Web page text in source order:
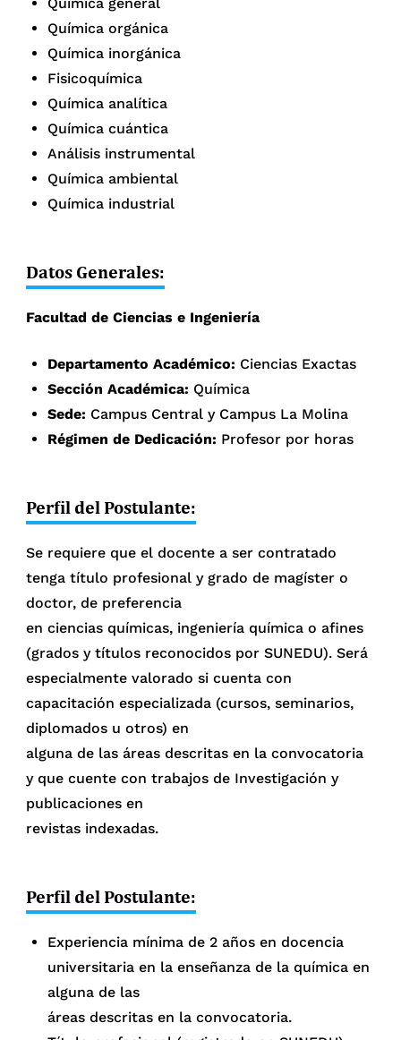
Química orgánica
Química inorgánica
Fisicoquímica
Química analítica
Química cuántica
Análisis instrumental
Química ambiental
Química industrial
Datos Generales:
Facultad de Ciencias e Ingeniería
Departamento Académico: Ciencias Exactas
Sección Académica: Química
Sede: Campus Central y Campus La Molina
Régimen de Dedicación: Profesor por horas
Perfil del Postulante:
Se requiere que el docente a ser contratado
tenga título profesional y grado de magíster o
doctor, de preferencia
en ciencias químicas, ingeniería química o afines
(grados y títulos reconocidos por SUNEDU). Será
especialmente valorado si cuenta con
capacitación especializada (cursos, seminarios,
diplomados u otros) en
alguna de las áreas descritas en la convocatoria
y que cuente con trabajos de Investigación y
publicaciones en
revistas indexadas.
Perfil del Postulante:
Experiencia mínima de 2 años en docencia
universitaria en la enseñanza de la química en
alguna de las
áreas descritas en la convocatoria.